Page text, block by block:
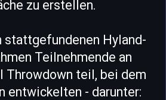
zu erstellen.
stattgefundenen Hyland-
Teilnehmende an
Throwdown teil, bei dem
entwickelten - darunter: